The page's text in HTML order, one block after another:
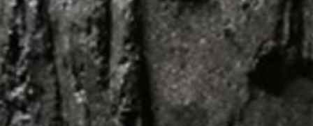
um Reports über die Websiteaktivitäten
zusammenzustellen und um weitere mit der
Websitenutzung und der Internetnutzung verbundene
Dienstleistungen gegenüber dem Websitebetreiber zu
erbringen. Die im Rahmen von Google Analytics von
Ihrem Browser übermittelte IP-Adresse wird nicht mit
anderen Daten von Google zusammengeführt.
Browser Plugin
Betreff*
Nachricht